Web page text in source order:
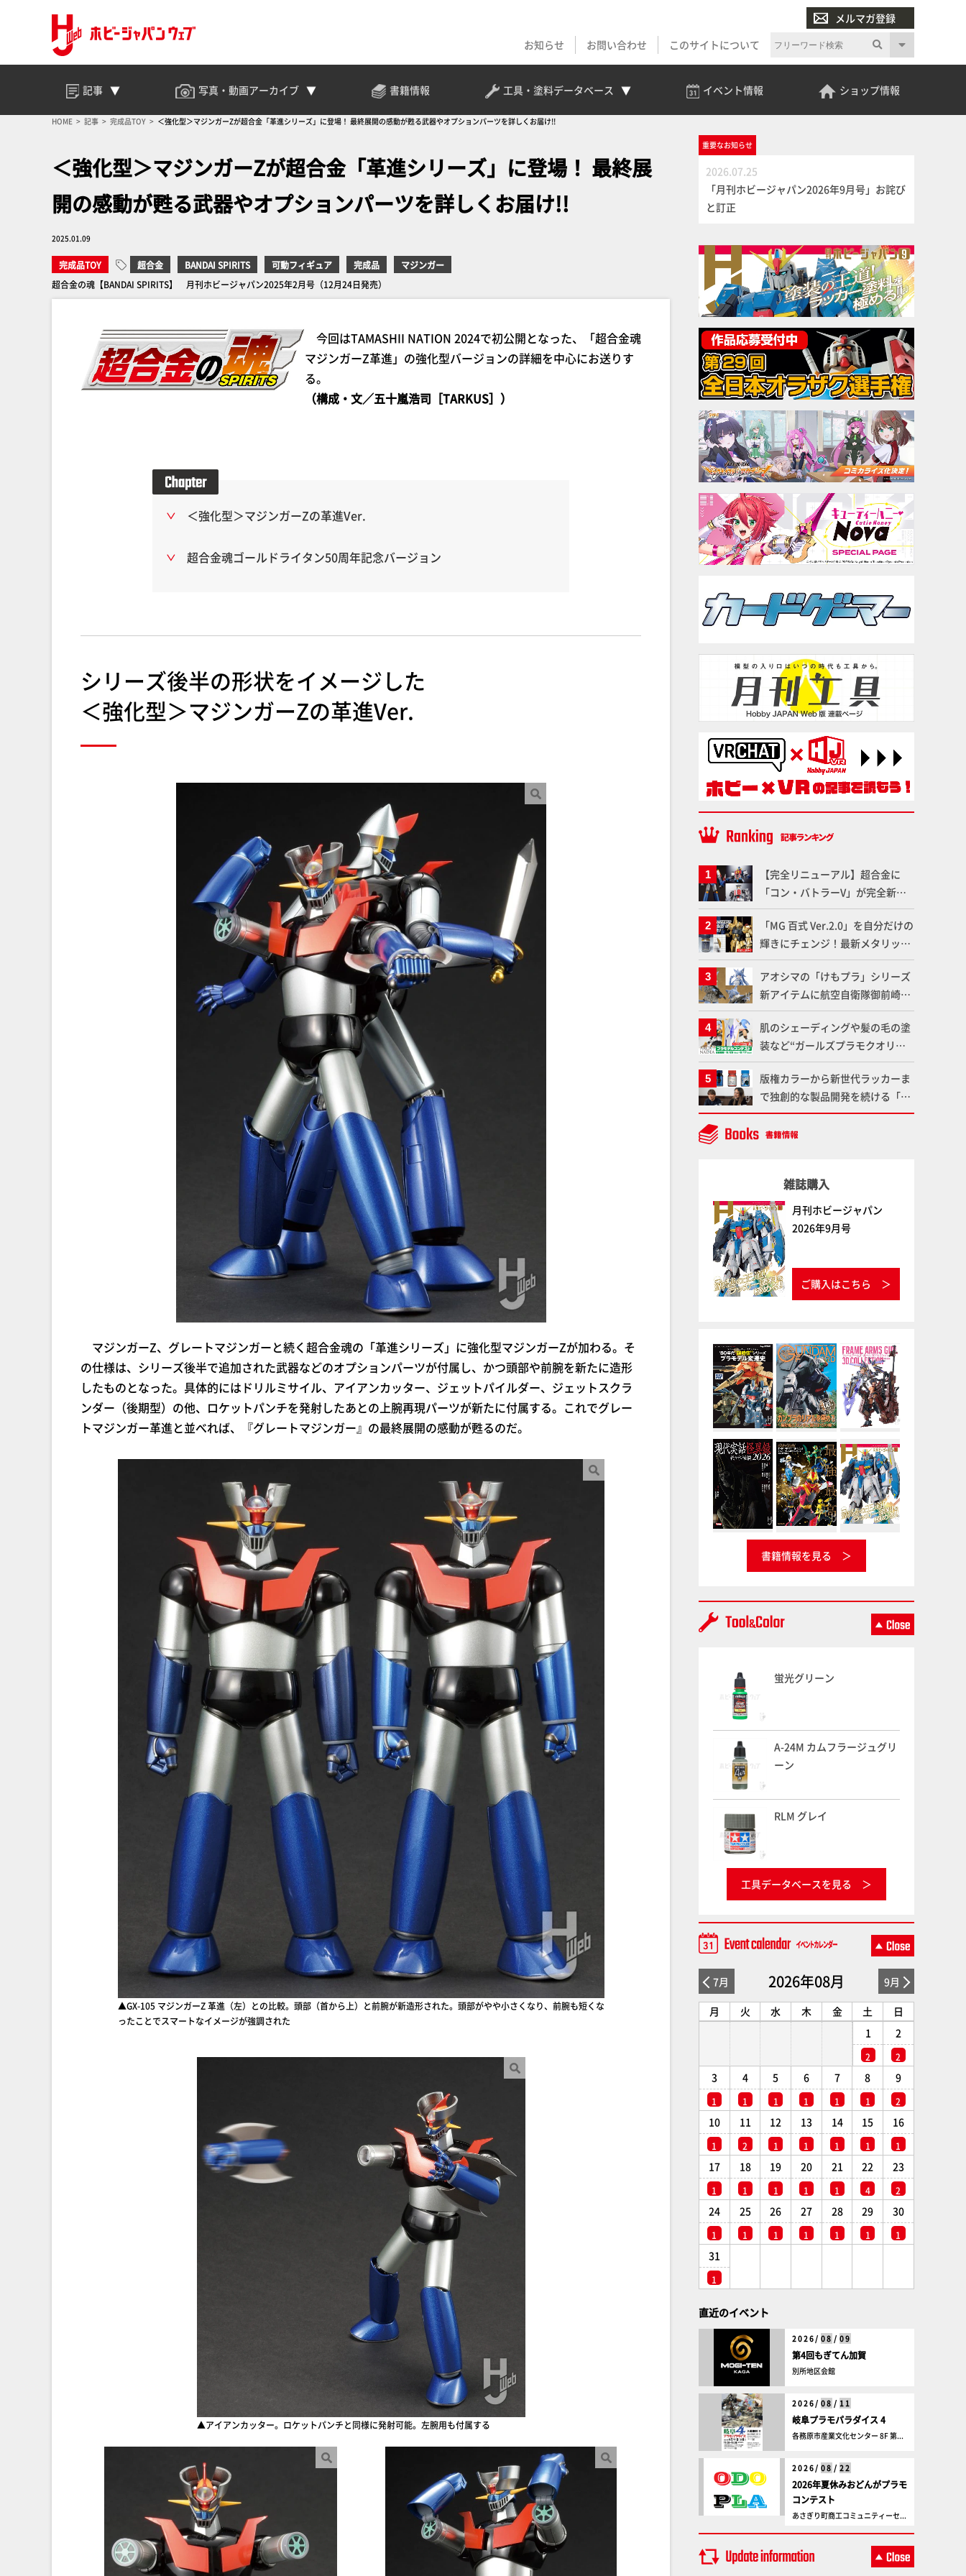
メルマガ登録
お知らせ
お問い合わせ このサイトについて
記事 写真・動画アーカイブ 書籍情報 工具・塗料データベース イベント情報 ショップ情報
HOME 記事 完成品TOY ＜強化型＞マジンガーZが超合金「革進シリーズ」に登場！ 最終展開の感動が甦る武器やオプションパーツを詳しくお届け!!
＜強化型＞マジンガーZが超合金「革進シリーズ」に登場！ 最終展
開の感動が甦る武器やオプションパーツを詳しくお届け!!
2025.01.09
完成品TOY 超合金 BANDAI SPIRITS 可動フィギュア 完成品
マジンガー
超合金の魂【BANDAI SPIRITS】 月刊ホビージャパン2025年2月号（12月24日発売）
今回はTAMASHII NATION 2024で初公開となった、「超合金魂
マジンガーZ革進」の強化型バージョンの詳細を中心にお送りす
る。
（構成・文／五十嵐浩司［TARKUS］）
＜強化型＞マジンガーZの革進Ver.
超合金魂ゴールドライタン50周年記念バージョン
シリーズ後半の形状をイメージした
＜強化型＞マジンガーZの革進Ver.
マジンガーZ、グレートマジンガーと続く超合金魂の「革進シリーズ」に強化型マジンガーZが加わる。そ
の仕様は、シリーズ後半で追加された武器などのオプションパーツが付属し、かつ頭部や前腕を新たに造形
したものとなった。具体的にはドリルミサイル、アイアンカッター、ジェットパイルダー、ジェットスクラ
ンダー（後期型）の他、ロケットパンチを発射したあとの上腕再現パーツが新たに付属する。これでグレー
トマジンガー革進と並べれば、『グレートマジンガー』の最終展開の感動が甦るのだ。
▲GX-105 マジンガーZ 革進（左）との比較。頭部（首から上）と前腕が新造形された。頭部がやや小さくなり、前腕も短くな
ったことでスマートなイメージが強調された
▲アイアンカッター。ロケットパンチと同様に発射可能。左腕用も付属する
重要なお知らせ
2026.07.25
「月刊ホビージャパン2026年9月号」お詫び
と訂正
【完全リニューアル】超合金に
「コン・バトラーV」が完全新規
造形で登場！気になる仕様を試作
品の撮り下ろしでご紹介!!さらに
「大鉄人17」＆「ワンエイト」セ
ット情報もお届け！【超合金の
魂】
「MG 百式 Ver.2.0」を自分だけの
輝きにチェンジ！最新メタリック
塗料を使ってより金属感を増した
仕上がりに!!【試し読み】
アオシマの「けもプラ」シリーズ
新アイテムに航空自衛隊御前崎分
屯基地の公式キャラクターとして
誕生した「おまねこ」が着任！け
もプラ公式サイト限定版と通常版
の2ラインで発売！
肌のシェーディングや髪の毛の塗
装など“ガールズプラモクオリテ
ィアップ術”で仕上げる！カスタ
ム作例「白騎士ソフィエラ」が完
成！【「アルカナディアプラモデ
ルコンテスト」～8月17日（月）
11:59まで応募受付中】
版権カラーから新世代ラッカーま
で独創的な製品開発を続ける「ガ
イアノーツ」に塗料開発の裏側と
ラッカー塗料の未来についてイン
雑誌購入
月刊ホビージャパン
2026年9月号
ご購入はこちら
書籍情報を見る
蛍光グリーン
A-24M カムフラージュグリ
ーン
RLM グレイ
工具データベースを見る
7月 2026年08月 9月
月 火 水 木 金 土
日
1
2
2
2
3
1
4
1
5
1
6
1
7
1
8
1
9
2
10
1
11
2
12
1
13
1
14
1
15
1
16
1
17
1
18
1
19
1
20
1
21
1
22
4
23
2
24
1
25
1
26
1
27
1
28
1
29
1
30
1
31
1
直近のイベント
2026/ 08 / 09
第4回もぎてん加賀
別所地区会館
2026/ 08 / 11
岐阜プラモパラダイス 4
各務原市産業文化センター 8F 第...
2026/ 08 / 22
2026年夏休みおどんがプラモ
コンテスト
あさぎり町商工コミュニティーセ...